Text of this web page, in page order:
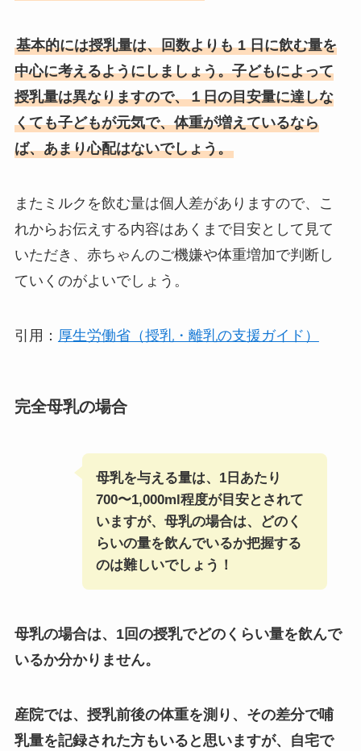
基本的には授乳量は、回数よりも 1 日に飲む量を
中心に考えるようにしましょう。子どもによって
授乳量は異なりますので、１日の目安量に達しな
くても子どもが元気で、体重が増えているなら
ば、あまり心配はないでしょう。
またミルクを飲む量は個人差がありますので、こ
れからお伝えする内容はあくまで目安として見て
いただき、赤ちゃんのご機嫌や体重増加で判断し
ていくのがよいでしょう。
引用： 厚生労働省（授乳・離乳の支援ガイド）
完全母乳の場合
母乳を与える量は、1日あたり
700〜1,000ml程度が目安とされて
いますが、母乳の場合は、どのく
らいの量を飲んでいるか把握する
のは難しいでしょう！
母乳の場合は、1回の授乳でどのくらい量を飲んで
いるか分かりません。
産院では、授乳前後の体重を測り、その差分で哺
乳量を記録された方もいると思いますが、自宅で